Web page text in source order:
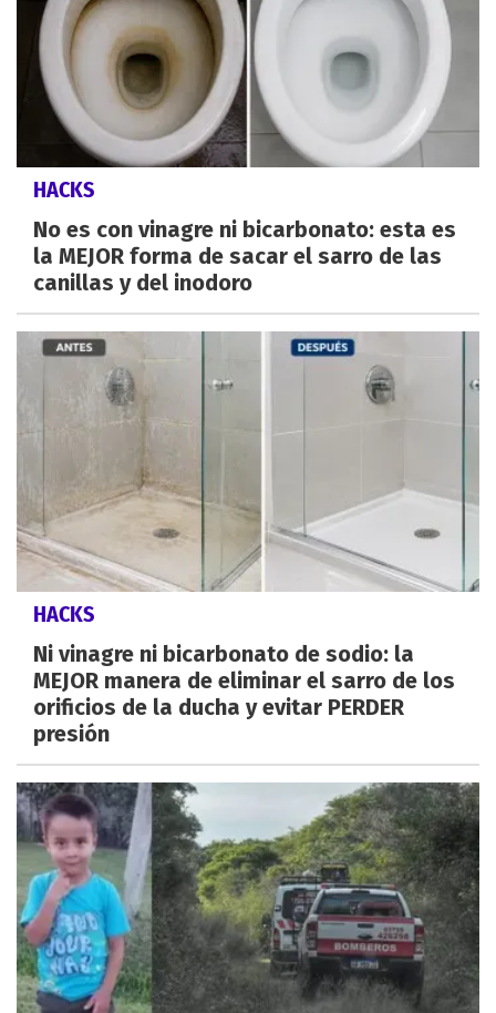
HACKS
No es con vinagre ni bicarbonato: esta es
la MEJOR forma de sacar el sarro de las
canillas y del inodoro
HACKS
Ni vinagre ni bicarbonato de sodio: la
MEJOR manera de eliminar el sarro de los
orificios de la ducha y evitar PERDER
presión